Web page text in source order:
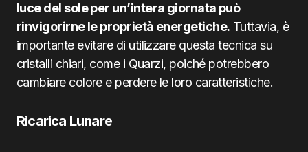
luce del sole per un’intera giornata può
rinvigorirne le proprietà energetiche. Tuttavia, è
importante evitare di utilizzare questa tecnica su
cristalli chiari, come i Quarzi, poiché potrebbero
cambiare colore e perdere le loro caratteristiche.
Ricarica Lunare